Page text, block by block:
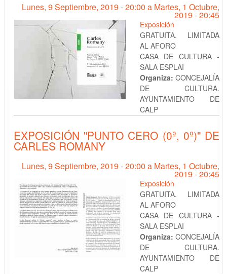
Lunes, 9 Septiembre, 2019 - 20:00 a Martes, 1 Octubre,
2019 - 20:45
Exposición
GRATUITA. LIMITADA
AL AFORO
CASA DE CULTURA -
SALA ESPLAI
Organiza: CONCEJALÍA
DE CULTURA.
AYUNTAMIENTO DE
CALP
EXPOSICIÓN "PUNTO CERO (0º, 0º)" DE
CARLES ROMANY
Lunes, 9 Septiembre, 2019 - 20:00 a Martes, 1 Octubre,
2019 - 20:45
Exposición
GRATUITA. LIMITADA
AL AFORO
CASA DE CULTURA -
SALA ESPLAI
Organiza: CONCEJALÍA
DE CULTURA.
AYUNTAMIENTO DE
CALP